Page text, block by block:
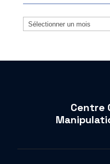
Archives
Centre